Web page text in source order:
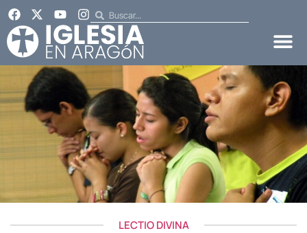
LECTIO DIVINA